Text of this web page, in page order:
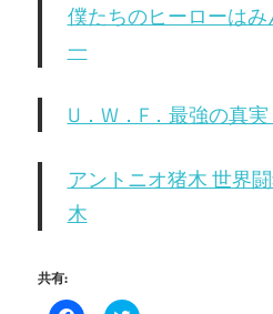
僕たちのヒーローは
一
U．W．F．最強の真
アントニオ猪木 世界
木
共有: